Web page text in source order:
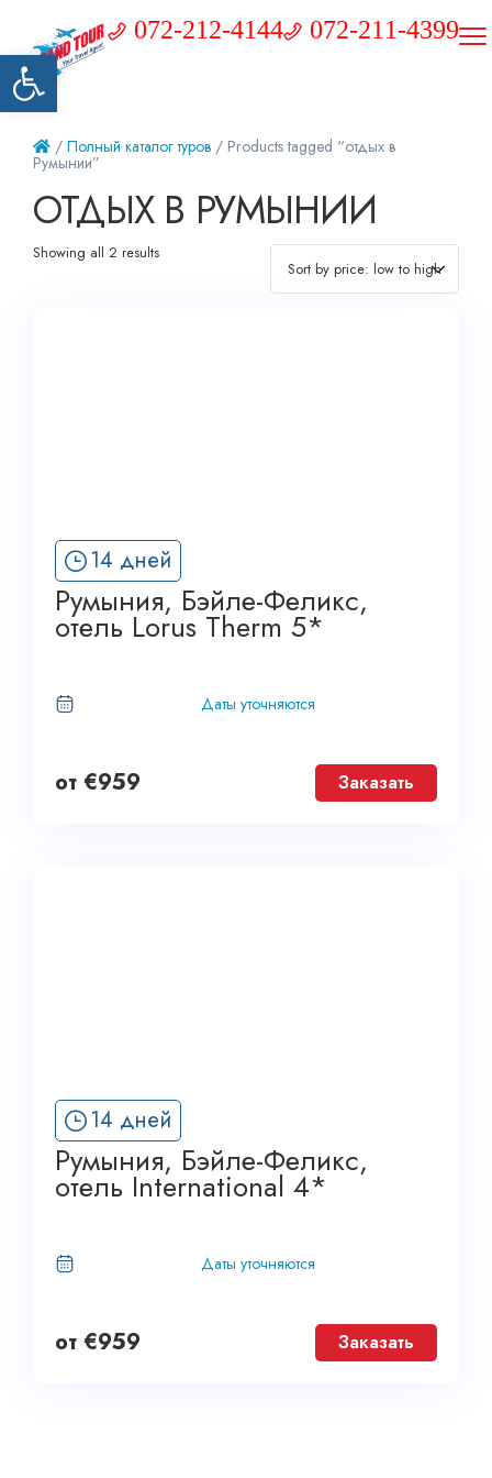
Открыть панель инструментов
072-212-4144 072-211-4399
/ Полный каталог туров / Products tagged “отдых в
Румынии”
ОТДЫХ В РУМЫНИИ
Showing all 2 results
14 дней
Румыния, Бэйле-Феликс,
отель Lorus Therm 5*
Даты уточняются
от €959 Заказать
14 дней
Румыния, Бэйле-Феликс,
отель International 4*
Даты уточняются
от €959 Заказать